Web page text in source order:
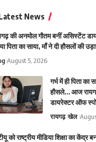
News
की अनमोल गौतम बनीं असिस्टेंट
पिता का साया, माँ ने दी हौसलों की
August 5, 2026
गर्भ में ही पिता का
हौसले… आज
डायरेक्टर ऑफ
रायगढ़ खेल
को राष्ट्रीय मीडिया शिक्षा का केंद्र